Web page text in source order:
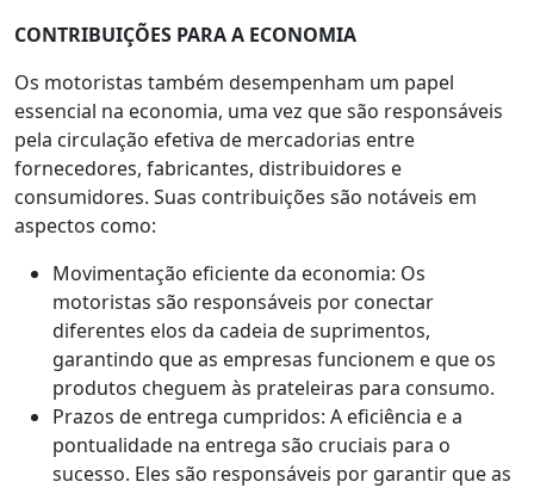
CONTRIBUIÇÕES PARA A ECONOMIA
Os motoristas também desempenham um papel
essencial na economia, uma vez que são responsáveis
pela circulação efetiva de mercadorias entre
fornecedores, fabricantes, distribuidores e
consumidores. Suas contribuições são notáveis em
aspectos como:
Movimentação eficiente da economia: Os
motoristas são responsáveis por conectar
diferentes elos da cadeia de suprimentos,
garantindo que as empresas funcionem e que os
produtos cheguem às prateleiras para consumo.
Prazos de entrega cumpridos: A eficiência e a
pontualidade na entrega são cruciais para o
sucesso. Eles são responsáveis por garantir que as